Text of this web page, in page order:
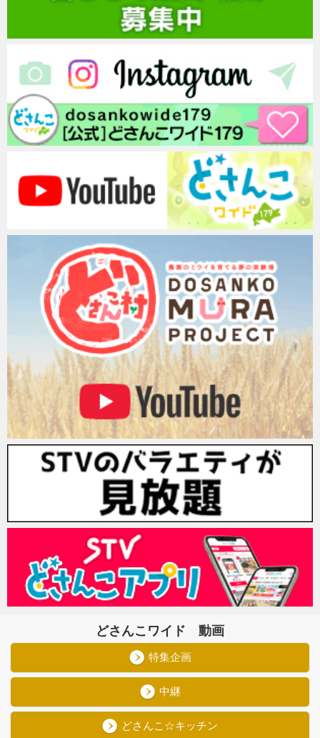
どさんこワイド 動画
特集企画
中継
どさんこ☆キッチン